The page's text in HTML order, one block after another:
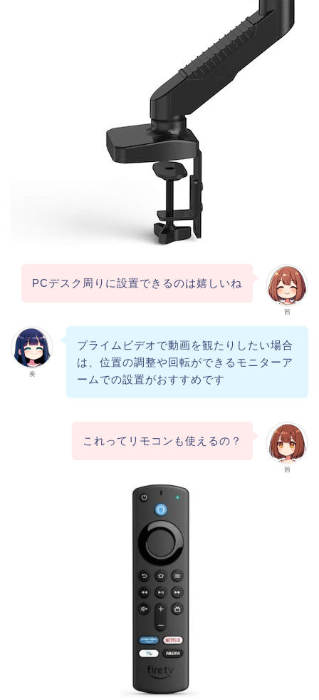
茜
PCデスク周りに設置できるのは嬉しいね
奏
プライムビデオで動画を観たりしたい場合
は、位置の調整や回転ができるモニターア
ームでの設置がおすすめです
茜
これってリモコンも使えるの？